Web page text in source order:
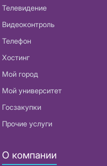
Телевидение
Видеоконтроль
Телефон
Хостинг
Мой город
Мой университет
Госзакупки
Прочие услуги
О компании